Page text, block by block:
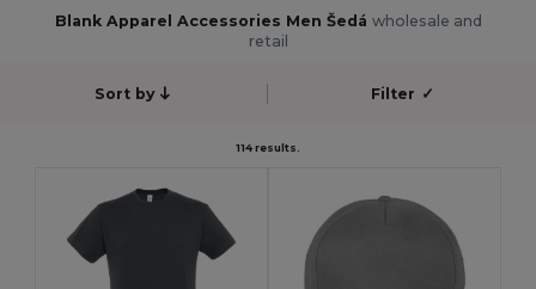
Blank Apparel Accessories Men Šedá wholesale and
retail
Sort by Filter ✓
114 results.